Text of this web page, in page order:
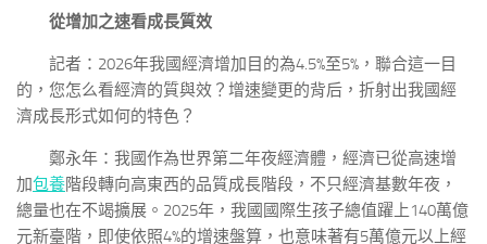
從增加之速看成長質效
記者：2026年我國經濟增加目的為4.5%至5%，聯合這一目
的，您怎么看經濟的質與效？增速變更的背后，折射出我國經
濟成長形式如何的特色？
鄭永年：我國作為世界第二年夜經濟體，經濟已從高速增
加包養階段轉向高東西的品質成長階段，不只經濟基數年夜，
總量也在不竭擴展。2025年，我國國際生孩子總值躍上140萬億
元新臺階，即使依照4%的增速盤算，也意味著有5萬億元以上經